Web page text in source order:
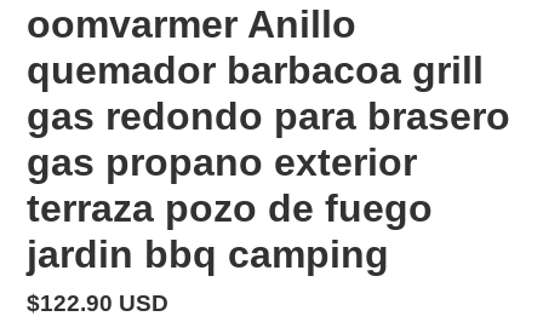
oomvarmer Anillo
quemador barbacoa grill
gas redondo para brasero
gas propano exterior
terraza pozo de fuego
jardin bbq camping
Precio
$122.90 USD